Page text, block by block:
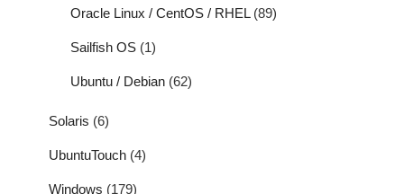
Oracle Linux / CentOS / RHEL(89)
Sailfish OS (1)
Ubuntu / Debian (62)
Solaris (6)
UbuntuTouch (4)
Windows (179)